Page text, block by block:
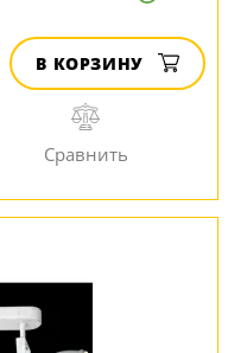
В КОРЗИНУ